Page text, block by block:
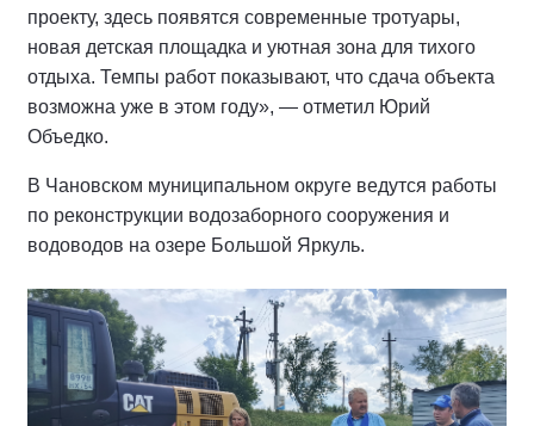
проекту, здесь появятся современные тротуары,
новая детская площадка и уютная зона для тихого
отдыха. Темпы работ показывают, что сдача объекта
возможна уже в этом году», — отметил Юрий
Объедко.
В Чановском муниципальном округе ведутся работы
по реконструкции водозаборного сооружения и
водоводов на озере Большой Яркуль.